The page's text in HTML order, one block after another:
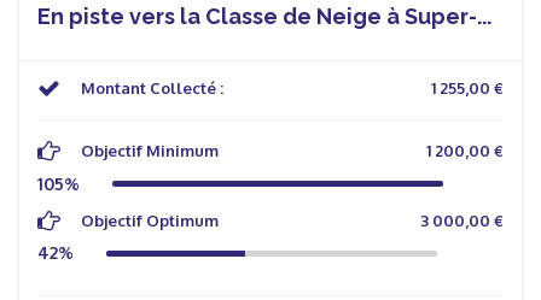
En piste vers la Classe de Neige à Super-...
Montant Collecté : 1 255,00 €
Objectif Minimum 1 200,00 €
105%
Objectif Optimum 3 000,00 €
42%